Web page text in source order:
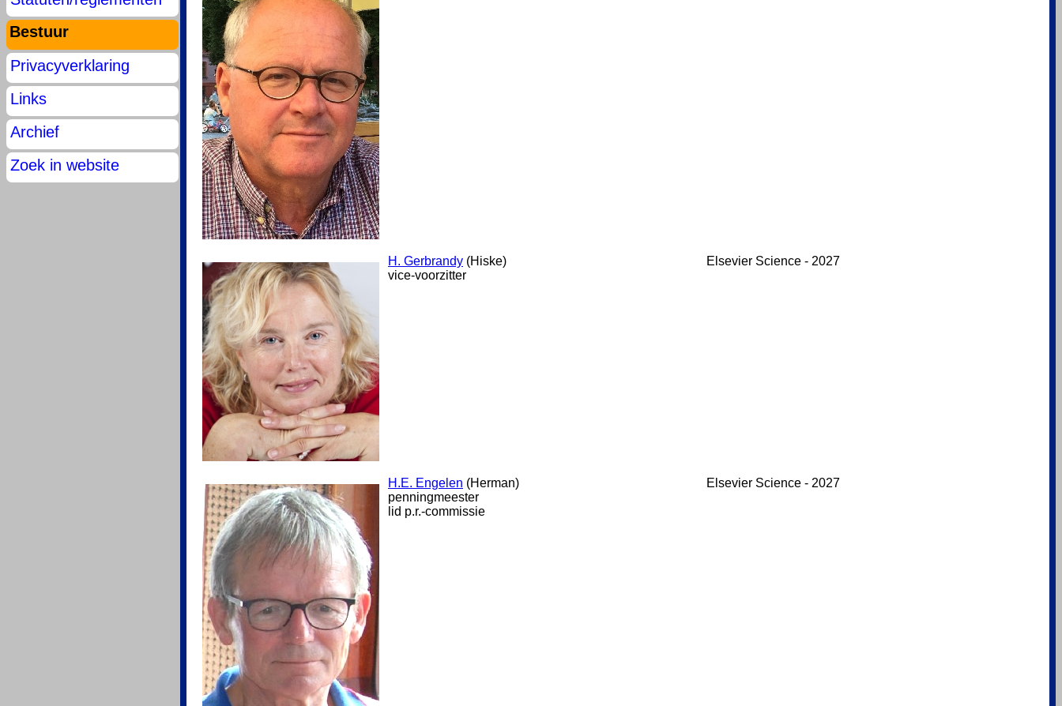
Bestuur
Privacyverklaring
Links
Archief
Zoek in website
H. Gerbrandy (Hiske)
vice-voorzitter
Elsevier Science - 2027
H.E. Engelen (Herman)
penningmeester
lid p.r.-commissie
Elsevier Science - 2027